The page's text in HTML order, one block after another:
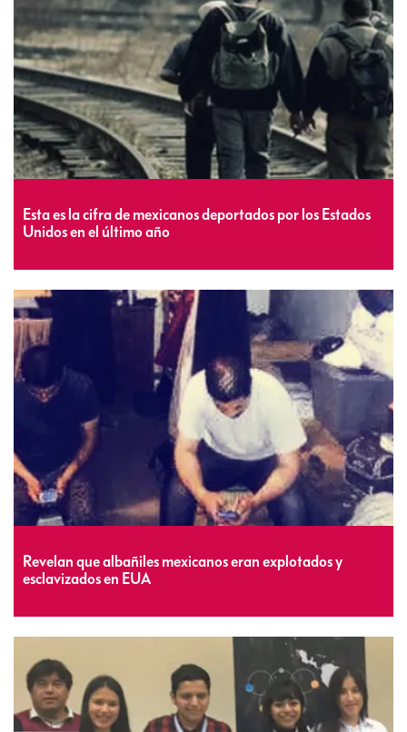
Esta es la cifra de mexicanos deportados por los Estados
Unidos en el último año
Revelan que albañiles mexicanos eran explotados y
esclavizados en EUA